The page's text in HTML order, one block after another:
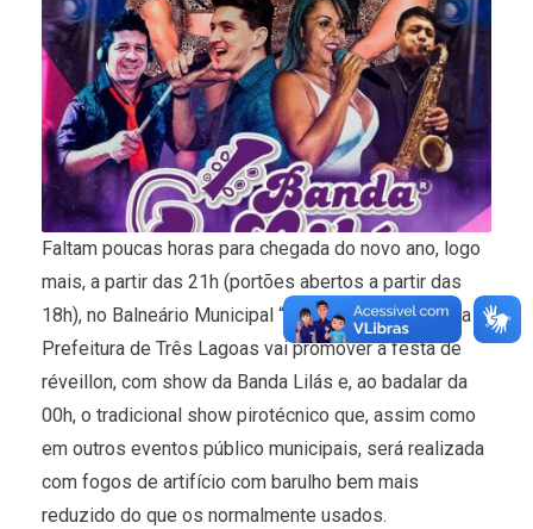
Faltam poucas horas para chegada do novo ano, logo
mais, a partir das 21h (portões abertos a partir das
18h), no Balneário Municipal “Miguel Jorge Tabox” a
Prefeitura de Três Lagoas vai promover a festa de
réveillon, com show da Banda Lilás e, ao badalar da
00h, o tradicional show pirotécnico que, assim como
em outros eventos público municipais, será realizada
com fogos de artifício com barulho bem mais
reduzido do que os normalmente usados.